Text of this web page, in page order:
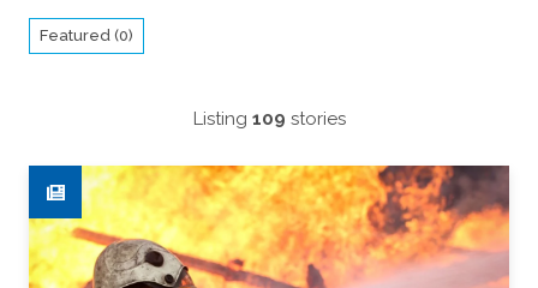
Featured (0)
Listing 109 stories